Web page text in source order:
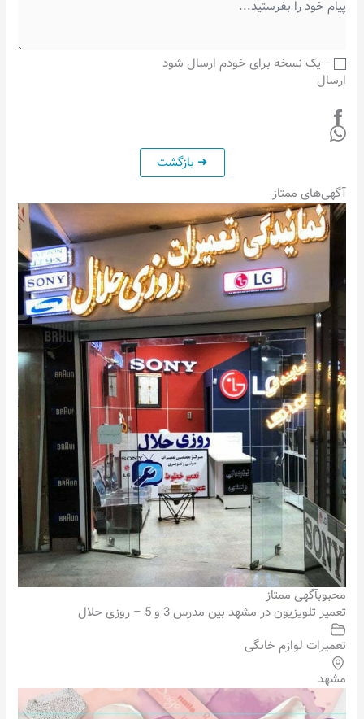
---یک نسخه برای خودم ارسال شود
ارسال
آگهی‌های ممتاز
محبوبآگهی ممتاز
تعمیر تلویزیون در مشهد بین مدرس 3 و 5 – روزی حلال
تعمیرات لوازم خانگی
مشهد